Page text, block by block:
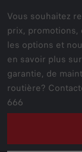
Vous souhaitez
prix,
les options et
en savoir plus
garantie, de
routière?
666